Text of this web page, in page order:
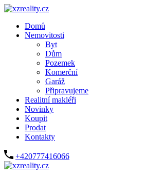
Domů
Nemovitosti
Byt
Dům
Pozemek
Komerční
Garáž
Připravujeme
Realitní makléři
Novinky
Koupit
Prodat
Kontakty
+420777416066